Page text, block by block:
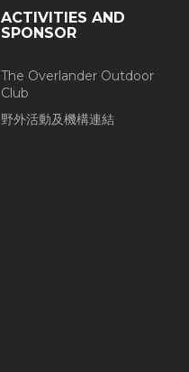
ACTIVITIES AND
SPONSOR
The Overlander Outdoor
Club
野外活動及機構連結